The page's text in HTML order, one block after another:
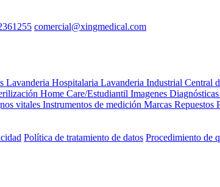
comercial@xingmedical.com
Lavanderia Hospitalaria Lavanderia Industrial Central
Home Care/Estudiantil Imagenes
vitales Instrumentos de medición Marcas Repuestos
Política de tratamiento de datos Procedimiento de